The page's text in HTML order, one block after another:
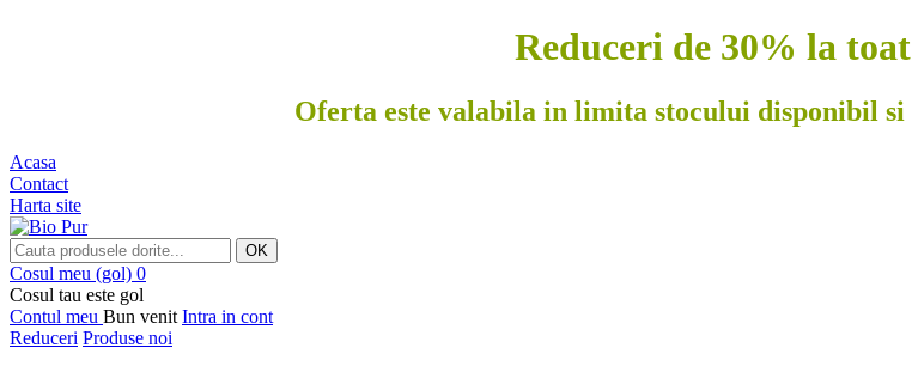
Reduceri de 30% la
Oferta este valabila in limita stocului disponibil si
Acasa
Contact
Harta site
OK
Cosul meu (gol) 0
Cosul tau este gol
Contul meu Bun venit Intra in cont
Reduceri Produse noi